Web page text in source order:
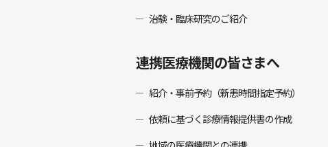
治験・臨床研究のご紹介
連携医療機関の皆さまへ
紹介・事前予約（新患時間指定予約）
依頼に基づく診療情報提供書の作成